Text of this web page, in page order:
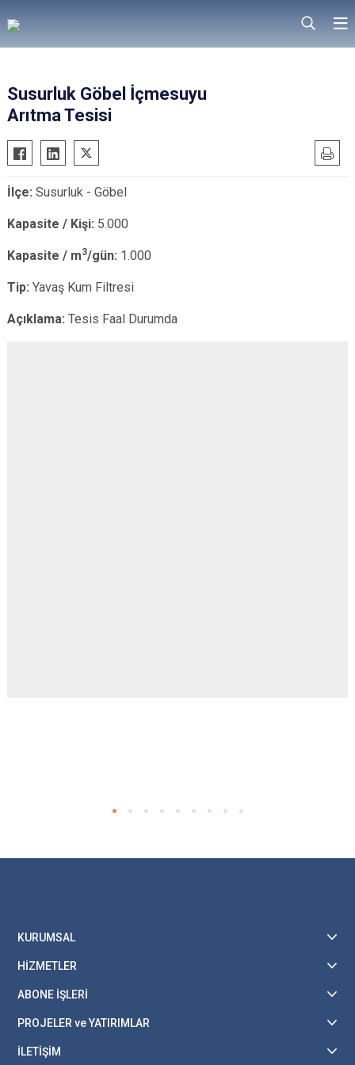
Susurluk Göbel İçmesuyu
Arıtma Tesisi
İlçe: Susurluk - Göbel
Kapasite / Kişi: 5.000
Kapasite / m3/gün: 1.000
Tip: Yavaş Kum Filtresi
Açıklama: Tesis Faal Durumda
KURUMSAL
HİZMETLER
ABONE İŞLERİ
PROJELER ve YATIRIMLAR
İLETİŞİM